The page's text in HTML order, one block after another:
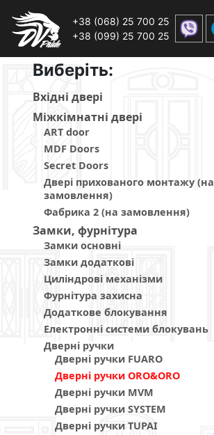
+38 (068) 25 700 25
+38 (099) 25 700 25
Виберiть:
Вхiднi дверi
Мiжкiмнатнi дверi
ART door
MDF Doors
Secret Doors
Двері прихованого монтажу (на
замовлення)
Фабрика 2 (на замовлення)
Замки, фурнітура
Замки основні
Замки додаткові
Циліндрові механізми
Фурнітура захисна
Додаткове блокування
Електронні системи блокувань
Дверні ручки
Дверні ручки FUARO
Дверні ручки ORO&ORO
Дверні ручки MVM
Дверні ручки SYSTEM
Дверні ручки TUPAI